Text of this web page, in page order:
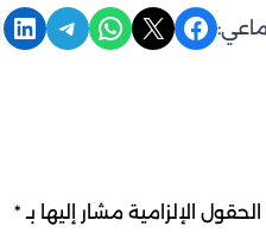
Share on Facebook
Share on X
Share on WhatsApp
Share on Telegram
Share on LinkedIn
الحقول الإلزامية مشار إليها بـ *